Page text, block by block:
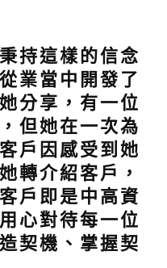
持這樣的信念
業當中開發了
分享，有一位
但她在一次為
戶因感受到她
轉介紹客戶，
戶即是中高資
心對待每一位
契機、掌握契